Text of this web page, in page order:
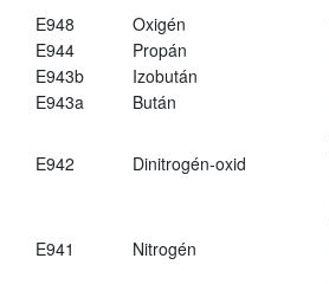
E948
Oxigén
E944
Propán
E943b
Izobután
E943a
Bután
E942 Dinitrogén-oxid
E941 Nitrogén